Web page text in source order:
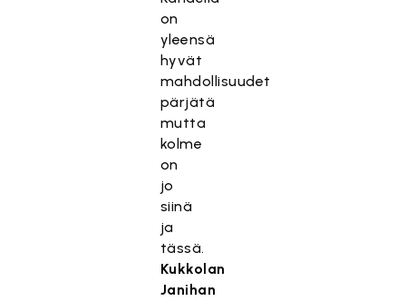
on
yleensä
hyvät
mahdollisuudet
pärjätä
mutta
kolme
on
jo
siinä
ja
tässä.
Kukkolan
Janihan